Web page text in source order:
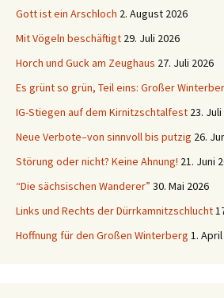
Gott ist ein Arschloch 2. August 2026
Mit Vögeln beschäftigt 29. Juli 2026
Horch und Guck am Zeughaus 27. Juli 2026
Es grünt so grün, Teil eins: Großer
IG-Stiegen auf dem Kirnitzschtalfest 23.
Neue Verbote–von sinnvoll bis putzig 26.
Störung oder nicht? Keine Ahnung! 21. Juni
“Die sächsischen Wanderer” 30. Mai 2026
Links und Rechts der Dürrkamnitzschlucht
Hoffnung für den Großen Winterberg 1.